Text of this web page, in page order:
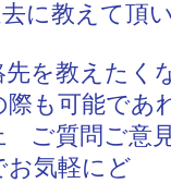
に教えて頂
先を教えたく
際も可能であ
ご質問ご意
お気軽にど